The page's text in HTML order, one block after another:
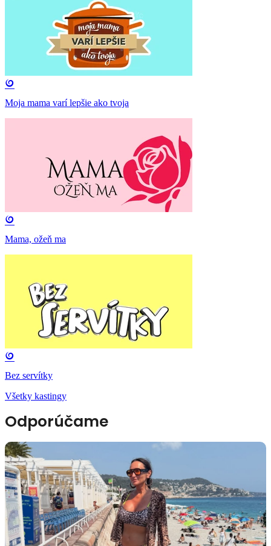
Moja mama varí lepšie ako tvoja
Mama, ožeň ma
Bez servítky
Všetky kastingy
Odporúčame